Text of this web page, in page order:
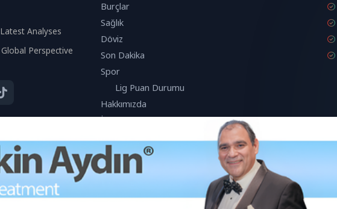
Latest Analyses
Global Perspective
Burçlar
Sağlık
Döviz
Son Dakika
Spor
Lig Puan Durumu
Hakkımızda
İletişim
© 2026 Londra Aktuel Tüm hakları saklıdır.Powered by Aksoy Software LTD
Bu site, kullanıcı deneyimini geliştirmek için çerezleri kullanmaktadır.
Devam ederek bu çerezleri kabul etmiş olursunuz.
Kabul Et